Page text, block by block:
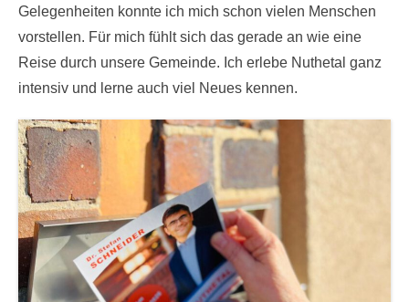
Gelegenheiten konnte ich mich schon vielen Menschen
vorstellen. Für mich fühlt sich das gerade an wie eine
Reise durch unsere Gemeinde. Ich erlebe Nuthetal ganz
intensiv und lerne auch viel Neues kennen.